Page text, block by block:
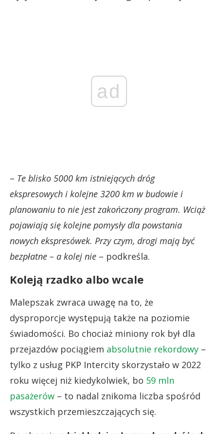
ad
– Te blisko 5000 km istniejących dróg
ekspresowych i kolejne 3200 km w budowie i
planowaniu to nie jest zakończony program. Wciąż
pojawiają się kolejne pomysły dla powstania
nowych ekspresówek. Przy czym, drogi mają być
bezpłatne – a kolej nie – podkreśla.
Koleją rzadko albo wcale
Malepszak zwraca uwagę na to, że
dysproporcje występują także na poziomie
świadomości. Bo chociaż miniony rok był dla
przejazdów pociągiem absolutnie rekordowy –
tylko z usług PKP Intercity skorzystało w 2022
roku więcej niż kiedykolwiek, bo 59 mln
pasażerów – to nadal znikoma liczba spośród
wszystkich przemieszczających się.